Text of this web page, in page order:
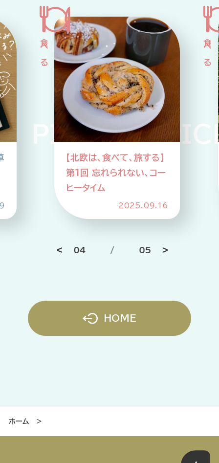
公式Xアカウント
アサヒグループ公式チャンネル
公式アカウント一覧
ニュースリリース
プライバシーポリシー 推奨環境
ご利用規約
【北欧は、食べて、旅する】
第1回 忘れられない、コー
ヒータイム
2025.09.16
04 / 05
HOME
ホーム＞